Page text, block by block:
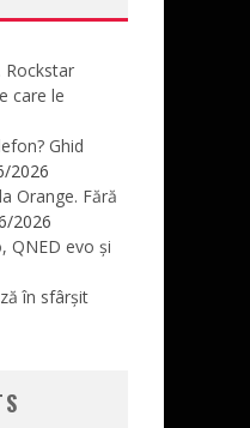
Rockstar
care le
Ghid
2026
Orange. Fără
2026
QNED evo și
în sfârșit